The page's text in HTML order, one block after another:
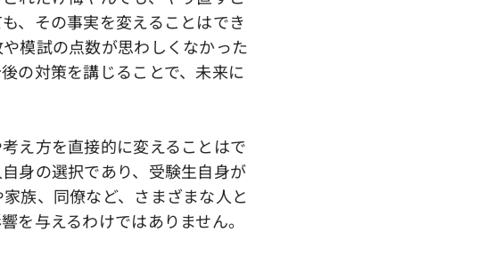
、その事実を変えることはでき
模試の点数が思わしくなかった
の対策を講じることで、未来に
え方を直接的に変えることはで
身の選択であり、受験生自身が
族、同僚など、さまざまな人と
を与えるわけではありません。